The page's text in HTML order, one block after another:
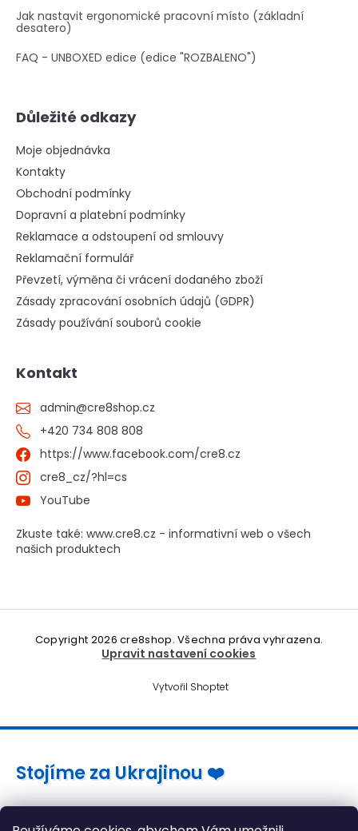
Jak nastavit ergonomické pracovní místo (základní
desatero)
FAQ - UNBOXED edice (edice "ROZBALENO")
Důležité odkazy
Moje objednávka
Kontakty
Obchodní podmínky
Dopravní a platební podmínky
Reklamace a odstoupení od smlouvy
Reklamační formulář
Převzetí, výměna či vrácení dodaného zboží
Zásady zpracování osobních údajů (GDPR)
Zásady používání souborů cookie
Kontakt
admin@cre8shop.cz
+420 734 808 808
https://www.facebook.com/cre8.cz
cre8_cz/?hl=cs
YouTube
Zkuste také: www.cre8.cz - informativní web o všech
našich produktech
Vytvořil Shoptet
Copyright 2026cre8shop. Všechna práva vyhrazena.
Upravit nastavení cookies
Stojíme za Ukrajinou ❤️